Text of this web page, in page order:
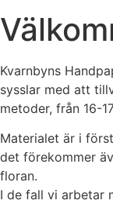
Kvarnbyns
sysslar med att
metoder, från 16-
Materialet är i
det förekommer
floran.
I de fall vi arbetar